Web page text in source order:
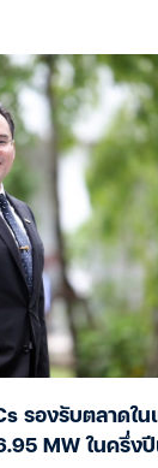
รองรับตลาดใน
MW ในครึ่ง